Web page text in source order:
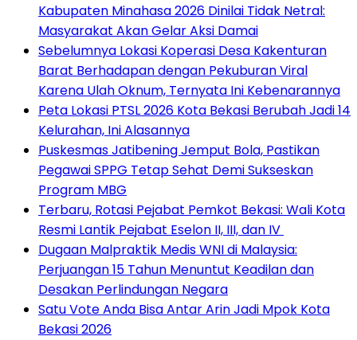
Kabupaten Minahasa 2026 Dinilai Tidak Netral:
Masyarakat Akan Gelar Aksi Damai
Sebelumnya Lokasi Koperasi Desa Kakenturan
Barat Berhadapan dengan Pekuburan Viral
Karena Ulah Oknum, Ternyata Ini Kebenarannya
Peta Lokasi PTSL 2026 Kota Bekasi Berubah Jadi 14
Kelurahan, Ini Alasannya
Puskesmas Jatibening Jemput Bola, Pastikan
Pegawai SPPG Tetap Sehat Demi Sukseskan
Program MBG
‎Terbaru, Rotasi Pejabat Pemkot Bekasi: Wali Kota
Resmi Lantik Pejabat Eselon II, III, dan IV ‎
‎Dugaan Malpraktik Medis WNI di Malaysia:
Perjuangan 15 Tahun Menuntut Keadilan dan
Desakan Perlindungan Negara
Satu Vote Anda Bisa Antar Arin Jadi Mpok Kota
Bekasi 2026